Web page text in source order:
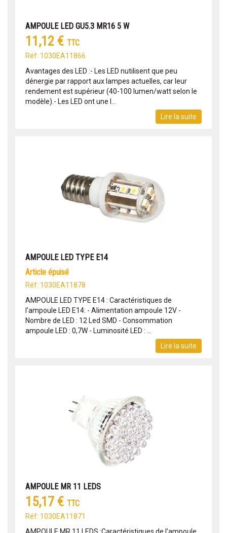
AMPOULE LED GU5.3 MR16 5 W
11,12 € TTC
Réf: 1030EA11866
Avantages des LED :- Les LED nutilisent que peu
dénergie par rapport aux lampes actuelles, car leur
rendement est supérieur (40-100 lumen/watt selon le
modèle).- Les LED ont une l...
Lire la suite
AMPOULE LED TYPE E14
article épuisé
Réf: 1030EA11878
AMPOULE LED TYPE E14 : Caractéristiques de
l'ampoule LED E14: - Alimentation ampoule 12V -
Nombre de LED : 12 Led SMD - Consommation
ampoule LED : 0,7W - Luminosité LED : ...
Lire la suite
AMPOULE MR 11 LEDS
15,17 € TTC
Réf: 1030EA11871